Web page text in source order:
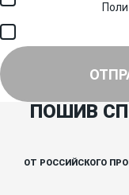
ПОШИВ
ОТ РОССИЙСКОГО